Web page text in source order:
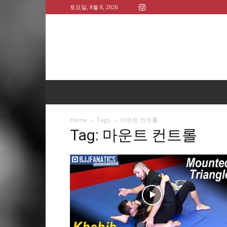
토요일, 8월 8, 2026
Home Tags 마운트 컨트롤
Tag: 마운트 컨트롤